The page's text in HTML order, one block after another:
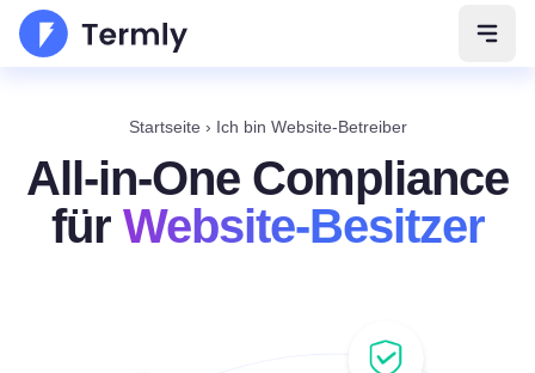
Startseite › Ich bin Website-Betreiber
All-in-One Compliance
für Website-Besitzer